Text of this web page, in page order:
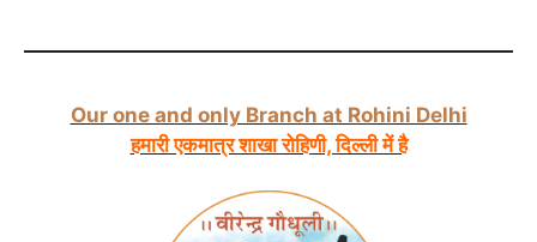
Our one and only Branch at Rohini Delhi
हमारी एकमात्र शाखा रोहिणी, दिल्ली में है